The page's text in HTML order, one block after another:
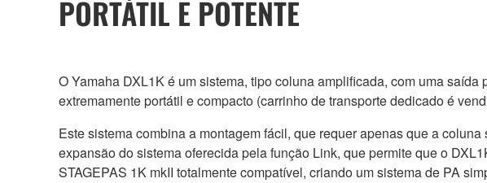
PORTÁTIL E POTENTE
O Yamaha DXL1K é um sistema, tipo coluna amplificada, com uma
extremamente portátil e compacto (carrinho de transporte dedicado é
Este sistema combina a montagem fácil, que requer apenas que a
expansão do sistema oferecida pela função Link, que permite que o
STAGEPAS 1K mkII totalmente compatível, criando um sistema de PA